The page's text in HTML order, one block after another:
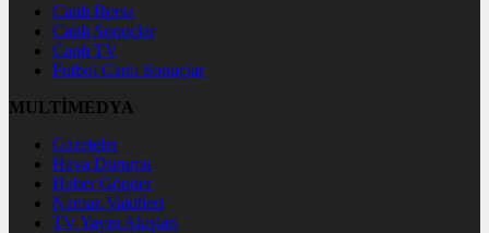
Canlı Borsa
Canlı Sonuçlar
Canlı TV
Futbol Canlı Sonuçlar
MULTİMEDYA
Gazeteler
Hava Durumu
Haber Gönder
Namaz Vakitleri
TV Yayın Akışları